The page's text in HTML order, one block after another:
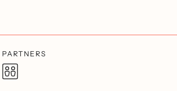
PARTNERS